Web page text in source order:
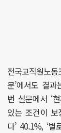
전국교직원노
문’에서도 결
번 설문에서 ‘
있는 조건이 보
다’ 40.1%, ‘